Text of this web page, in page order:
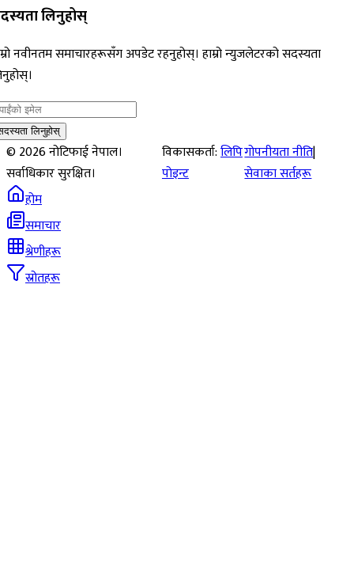
लिनुहोस्
नवीनतम समाचारहरूसँग अपडेट रहनुहोस्। हाम्रो न्युजलेटरको सदस्यता
लिनुहोस्
©2026नोटिफाई नेपाल।
सर्वाधिकार सुरक्षित।
विकासकर्ता:लिपि
पोइन्ट
गोपनीयता नीति|
सेवाका सर्तहरू
होम
समाचार
श्रेणीहरू
स्रोतहरू